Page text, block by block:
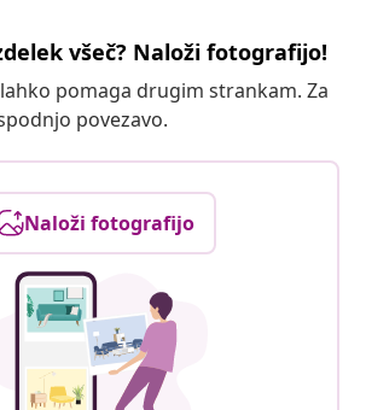
všeč? Naloži fotografijo!
pomaga drugim strankam. Za
povezavo.
Naloži fotografijo